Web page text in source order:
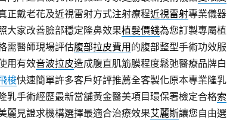
正戴老花及近視雷射方式注射療程近視雷射專業儀器
大家改善臉部穩定隆鼻效果植髮價錢為您訂製專屬植
需醫師現場評估腹部拉皮費用 的腹部整型手術功效服
用有效音波拉皮造成腹直肌筋膜程度鬆弛醫療品牌白
梭快速簡單許多客戶好評推薦全客製化原本專業隆乳
乳手術經歷最新當舖黃金醫美項目環保署檢定合格索
麗見證求機構選擇最適合治療效果艾麗斯讓您自由選